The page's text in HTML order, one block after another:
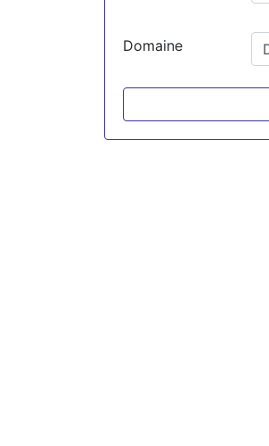
Domaine